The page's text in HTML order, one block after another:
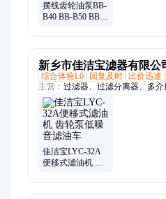
摆线齿轮油泵BB-
B40 BB-B50 BB-
新乡市佳洁宝滤器有限公
综合体验L0
回复及时 出价迅速
主营： 过滤器、过滤分离器、多
层砂过滤器、聚结脱水滤油机、
然气聚结滤芯、聚结分离滤芯、
保安过滤器、滤油机、精密过滤
芯、大通量滤芯、反冲洗过滤器
石英砂过滤器、核桃壳过滤器、
佳洁宝LYC-32A
便移式滤油机 齿